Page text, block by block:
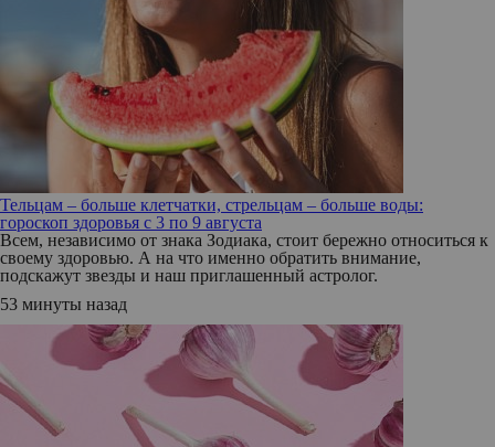
Тельцам – больше клетчатки, стрельцам – больше воды:
гороскоп здоровья с 3 по 9 августа
Всем, независимо от знака Зодиака, стоит бережно относиться к
своему здоровью. А на что именно обратить внимание,
подскажут звезды и наш приглашенный астролог.
53 минуты назад